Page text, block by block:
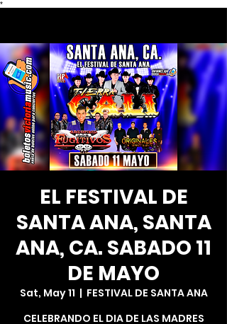
*
EL FESTIVAL DE
SANTA ANA, SANTA
ANA, CA. SABADO 11
DE MAYO
Sat, May 11
  |
FESTIVAL DE SANTA ANA
CELEBRANDO EL DIA DE LAS MADRES